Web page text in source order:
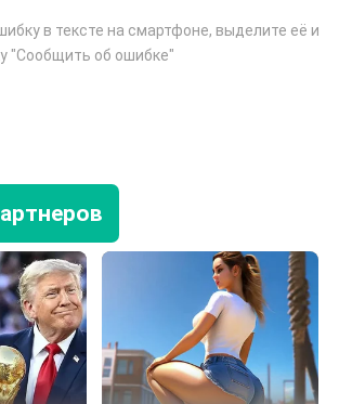
в тексте на смартфоне, выделите её и
"Сообщить об ошибке"